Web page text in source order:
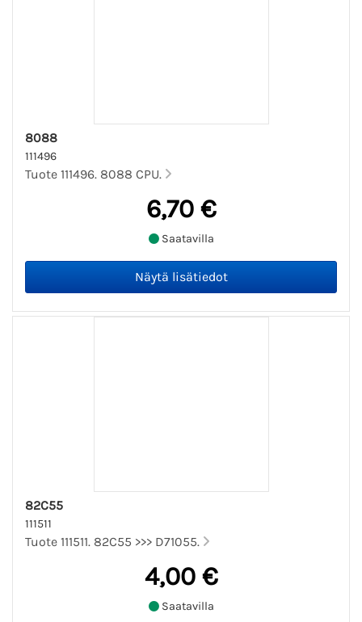
8088
111496
Tuote 111496. 8088 CPU.
6,70 €
Saatavilla
82C55
111511
Tuote 111511. 82C55 >>> D71055.
4,00 €
Saatavilla